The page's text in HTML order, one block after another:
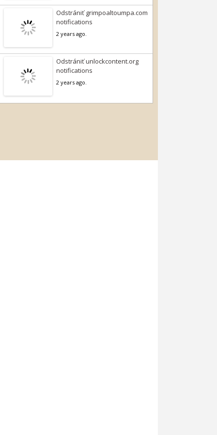
Odstrániť grimpoaltoumpa.com
notifications
2 years ago.
Odstrániť unlockcontent.org
notifications
2 years ago.